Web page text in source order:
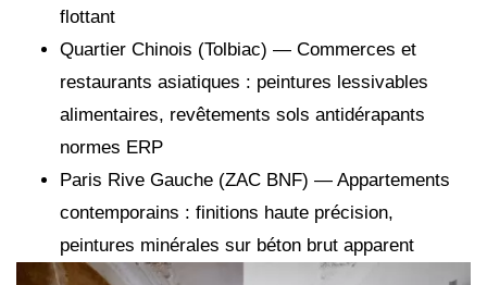
flottant
Quartier Chinois (Tolbiac) — Commerces et
restaurants asiatiques : peintures lessivables
alimentaires, revêtements sols antidérapants
normes ERP
Paris Rive Gauche (ZAC BNF) — Appartements
contemporains : finitions haute précision,
peintures minérales sur béton brut apparent